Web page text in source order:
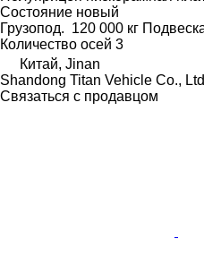
Состояние новый
Грузопод. 120 000 кг
Количество осей 3
Китай, Jinan
Shandong Titan Vehicle Co.,
Связаться с продавцом